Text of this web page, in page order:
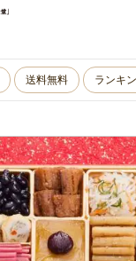
送料無料 ランキ